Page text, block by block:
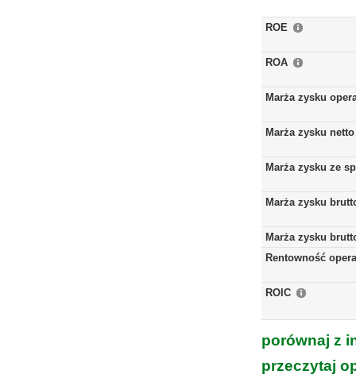
ROE
ROA
Marża zysku
Marża zysku netto
Marża zysku ze
Marża zysku
Marża zysku
Rentowność
ROIC
porównaj z
przeczytaj